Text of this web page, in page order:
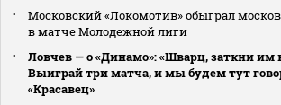
Московский «Локомотив» обыграл
в матче Молодежной лиги
Ловчев — о «Динамо»: «Шварц, заткни им
Выиграй три матча, и мы будем тут
«Красавец»